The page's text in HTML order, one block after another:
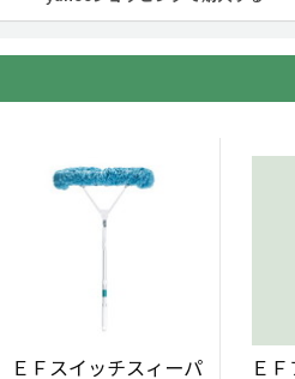
ＥＦスイッチスィーパ
Ｅ